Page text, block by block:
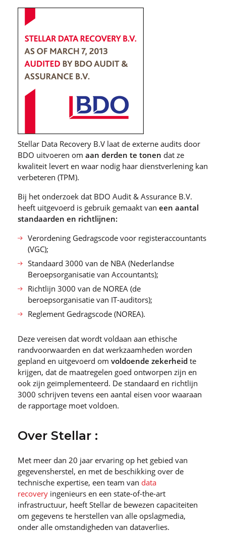
Stellar Data Recovery B.V laat de externe audits door
BDO uitvoeren omaan derden te tonen dat ze
kwaliteit levert en waar nodig haar dienstverlening kan
verbeteren (TPM).
Bij het onderzoek dat BDO Audit & Assurance B.V.
heeft uitgevoerd is gebruik gemaakt vaneen aantal
standaarden en richtlijnen:
Verordening Gedragscode voor registeraccountants
(VGC);
Standaard 3000 van de NBA (Nederlandse
Beroepsorganisatie van Accountants);
Richtlijn 3000 van de NOREA (de
beroepsorganisatie van IT-auditors);
Reglement Gedragscode (NOREA).
Deze vereisen dat wordt voldaan aan ethische
randvoorwaarden en dat werkzaamheden worden
gepland en uitgevoerd omvoldoende zekerheid te
krijgen, dat de maatregelen goed ontworpen zijn en
ook zijn geïmplementeerd. De standaard en richtlijn
3000 schrijven tevens een aantal eisen voor waaraan
de rapportage moet voldoen.
Over Stellar :
Met meer dan 20 jaar ervaring op het gebied van
gegevensherstel, en met de beschikking over de
technische expertise, een team van data
recovery ingenieurs en een state-of-the-art
infrastructuur, heeft Stellar de bewezen capaciteiten
om gegevens te herstellen van alle opslagmedia,
onder alle omstandigheden van dataverlies.